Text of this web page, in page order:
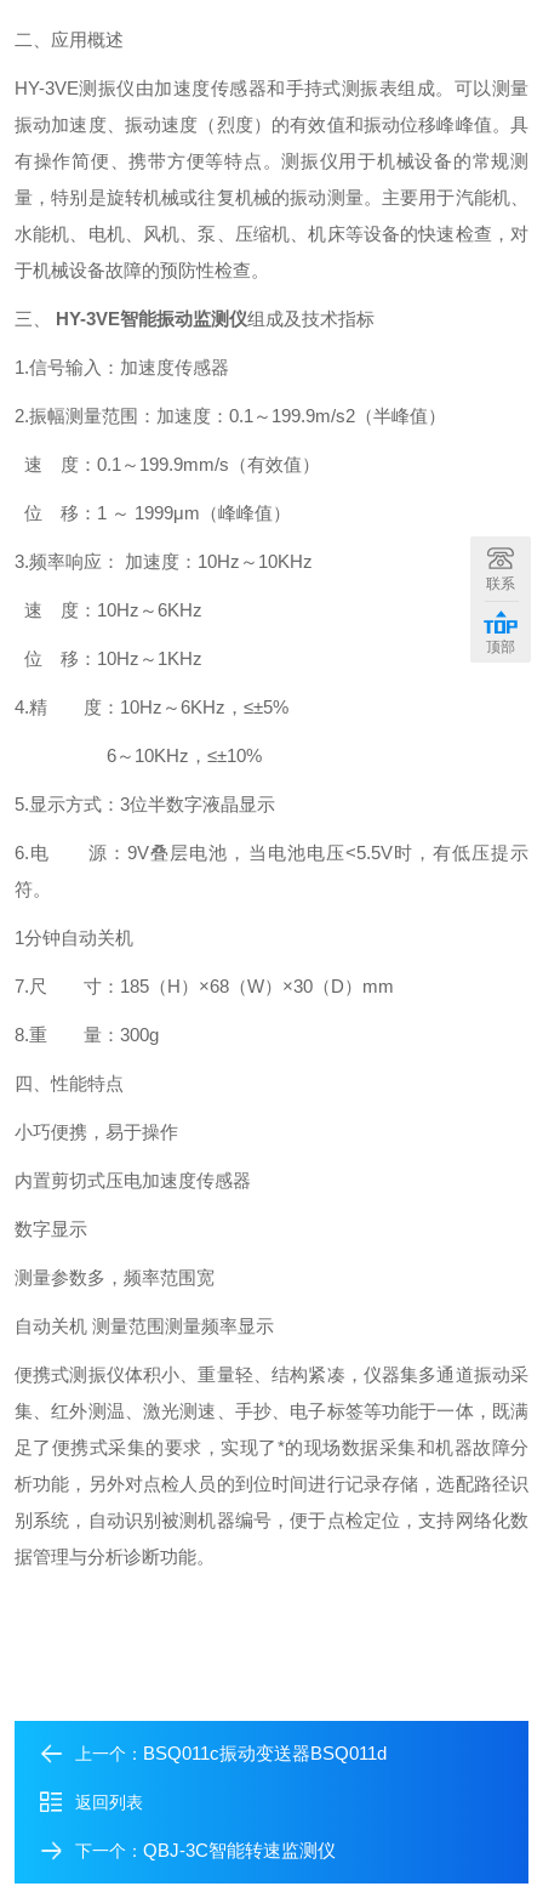
二、应用概述
HY-3VE测振仪由加速度传感器和手持式测振表组成。可以测量
振动加速度、振动速度（烈度）的有效值和振动位移峰峰值。具
有操作简便、携带方便等特点。测振仪用于机械设备的常规测
量，特别是旋转机械或往复机械的振动测量。主要用于汽能机、
水能机、电机、风机、泵、压缩机、机床等设备的快速检查，对
于机械设备故障的预防性检查。
三、 HY-3VE智能振动监测仪组成及技术指标
1.信号输入：加速度传感器
2.振幅测量范围：加速度： 0.1 ～ 199.9m/s2 （半峰值）
速 度： 0.1 ～ 199.9mm/s （有效值）
位 移： 1 ～ 1999μm （峰峰值）
3.频率响应： 加速度： 10Hz ～ 10KHz
速 度： 10Hz ～6KHz
位 移： 10Hz ～ 1KHz
4.精 度： 10Hz ～6KHz ， ≤±5%
6～ 10KHz ， ≤±10%
5.显示方式： 3位半数字液晶显示
6.电 源：9V叠层电池，当电池电压<5.5V时，有低压提示
符。
1分钟自动关机
7.尺 寸： 185 （H） ×68 （W） ×30 （D） mm
8.重 量： 300g
四、性能特点
小巧便携，易于操作
内置剪切式压电加速度传感器
数字显示
测量参数多，频率范围宽
自动关机 测量范围测量频率显示
便携式测振仪体积小、重量轻、结构紧凑，仪器集多通道振动采
集、红外测温、激光测速、手抄、电子标签等功能于一体，既满
足了便携式采集的要求，实现了*的现场数据采集和机器故障分
析功能，另外对点检人员的到位时间进行记录存储，选配路径识
别系统，自动识别被测机器编号，便于点检定位，支持网络化数
据管理与分析诊断功能。
上一个： BSQ011c振动变送器BSQ011d
返回列表
下一个： QBJ-3C智能转速监测仪
联系
顶部